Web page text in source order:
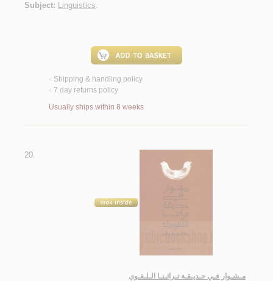
Subject: Linguistics.
< Shipping & handling policy
< 7 day returns policy
Usually ships within 8 weeks
20.
مـشـوار فـي حـديـقـة تـراثـنـا الـلـغـوي